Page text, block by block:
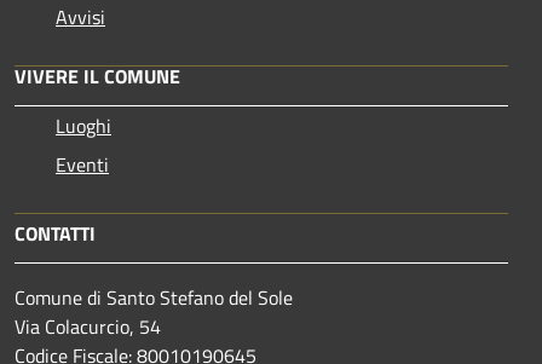
Avvisi
VIVERE IL COMUNE
Luoghi
Eventi
CONTATTI
Comune di Santo Stefano del Sole
Via Colacurcio, 54
Codice Fiscale: 80010190645